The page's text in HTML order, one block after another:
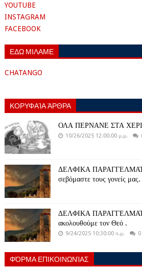
YOUTUBE
INSTAGRAM
FACEBOOK
ΕΔΩ ΜΙΛΑΜΕ
CHATANGO
ΚΟΡΥΦΑΊΑ ΆΡΘΡΑ
ΟΛΑ ΠΕΡΝΑΝΕ ΣΤΑ
10/26/2025 12:00:00 μ.μ.
ΔΕΛΦΙΚΑ
σεβόμαστε τους γονείς μας.
ΔΕΛΦΙΚΑ
ακολουθούμε τον Θεό .
9/24/2025 10:30:00 π.μ. 0
ΦΌΡΜΑ ΕΠΙΚΟΙΝΩΝΊΑΣ